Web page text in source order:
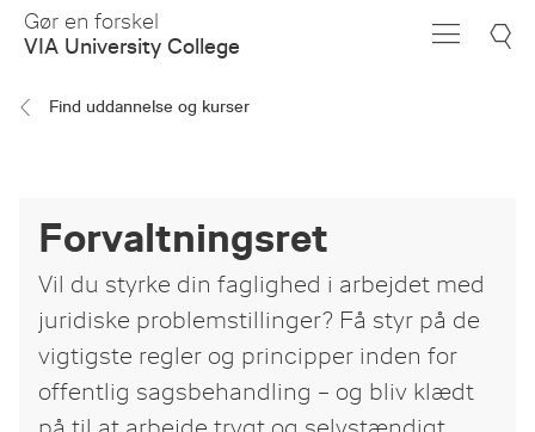
Skip
Main
Gør en forskel
VIA University College
Find uddannelse og kurser
Forvaltningsret
Vil du styrke din faglighed i arbejdet med
juridiske problemstillinger? Få styr på de
vigtigste regler og principper inden for
offentlig sagsbehandling – og bliv klædt